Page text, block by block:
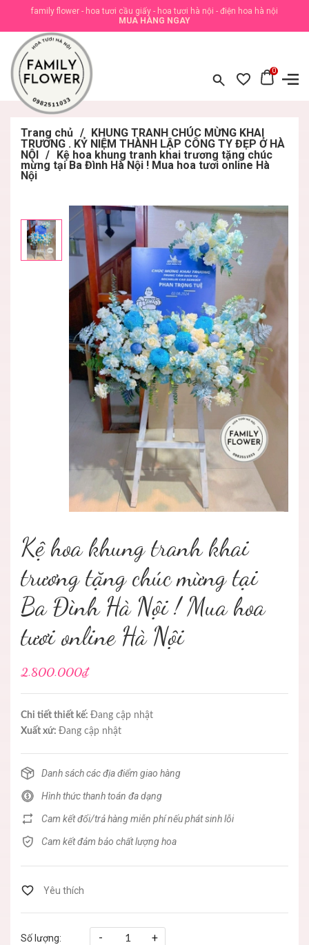
family flower - hoa tươi cầu giấy - hoa tươi hà nội - điện hoa hà nội
MUA HÀNG NGAY
0
Trang chủ / KHUNG TRANH CHÚC MỪNG KHAI
TRƯƠNG . KỶ NIỆM THÀNH LẬP CÔNG TY ĐẸP Ở HÀ
NỘI / Kệ hoa khung tranh khai trương tặng chúc
mừng tại Ba Đình Hà Nội ! Mua hoa tươi online Hà
Nội
Kệ hoa khung tranh khai
trương tặng chúc mừng tại
Ba Đình Hà Nội ! Mua hoa
tươi online Hà Nội
2.800.000₫
Chi tiết thiết kế: Đang cập nhật
Xuất xứ: Đang cập nhật
Danh sách các địa điểm giao hàng
Hình thức thanh toán đa dạng
Cam kết đổi/trả hàng miễn phí nếu phát sinh lỗi
Cam kết đảm bảo chất lượng hoa
Số lượng: - +